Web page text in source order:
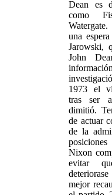
Dean es
como
una
Jarowski,
John
1973 el
tras ser
dimitió.
de actuar
de la
Nixon
evitar
mejor